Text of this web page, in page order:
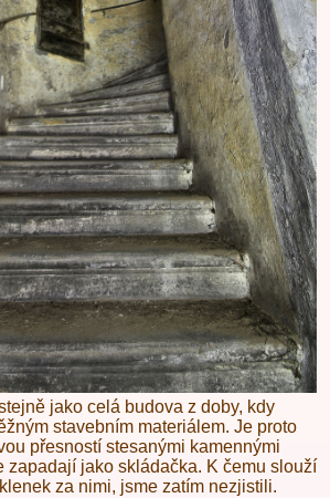
jako celá budova z doby, kdy
stavebním materiálem. Je proto
přesností stesanými kamennými
zapadají jako skládačka. K čemu slouží
za nimi, jsme zatím nezjistili.